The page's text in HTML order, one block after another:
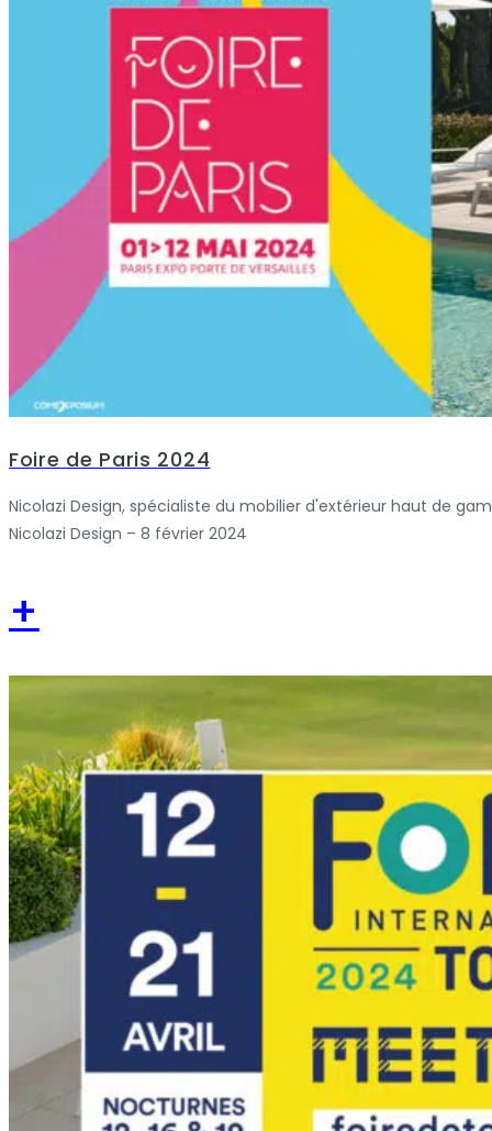
Foire de Paris 2024
Nicolazi Design, spécialiste du mobilier d'extérieur haut de
Nicolazi Design – 8 février 2024
+